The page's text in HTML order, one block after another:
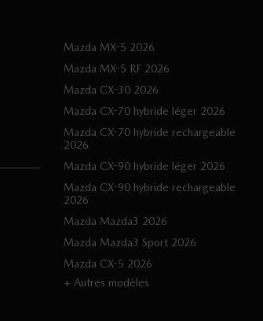
Mazda MX-5 2026
Mazda MX-5 RF 2026
Mazda CX-30 2026
Mazda CX-70 hybride léger 2026
Mazda CX-70 hybride rechargeable
2026
Mazda CX-90 hybride léger 2026
Mazda CX-90 hybride rechargeable
2026
Mazda Mazda3 2026
Mazda Mazda3 Sport 2026
Mazda CX-5 2026
+ Autres modèles